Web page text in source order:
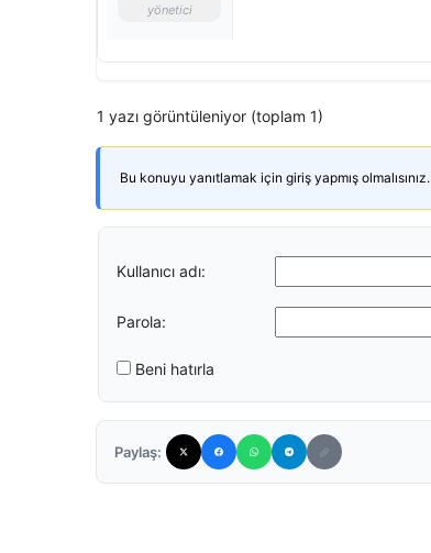
yönetici
1 yazı görüntüleniyor (toplam 1)
Bu konuyu yanıtlamak için giriş yapmış olmalısınız.
Kullanıcı adı:
Parola:
Beni hatırla
Paylaş: